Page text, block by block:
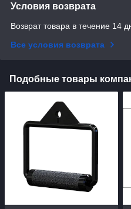
Условия возврата
Возврат товара в течение 14
Все условия возврата
Подобные товары